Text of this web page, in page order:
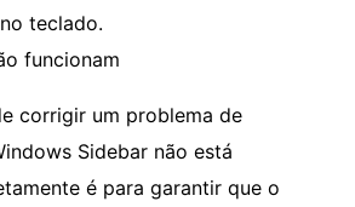
teclado.
funcionam
corrigir um problema de
Sidebar não está
é para garantir que o